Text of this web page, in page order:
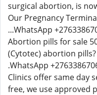
surgical abortion, is
Our Pregnancy
...WhatsApp
Abortion pills for sale
(Cytotec) abortion
.WhatsApp
Clinics offer same day
free, we use approved